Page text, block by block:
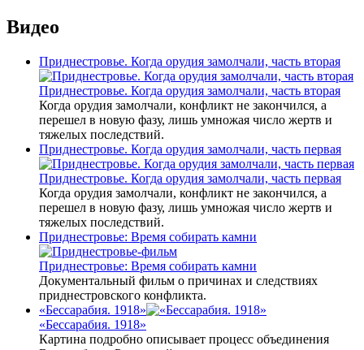
Видео
Приднестровье. Когда орудия замолчали, часть вторая
Приднестровье. Когда орудия замолчали, часть вторая
Когда орудия замолчали, конфликт не закончился, а
перешел в новую фазу, лишь умножая число жертв и
тяжелых последствий.
Приднестровье. Когда орудия замолчали, часть первая
Приднестровье. Когда орудия замолчали, часть первая
Когда орудия замолчали, конфликт не закончился, а
перешел в новую фазу, лишь умножая число жертв и
тяжелых последствий.
Приднестровье: Время собирать камни
Приднестровье: Время собирать камни
Документальный фильм о причинах и следствиях
приднестровского конфликта.
«Бессарабия. 1918»
«Бессарабия. 1918»
Картина подробно описывает процесс объединения